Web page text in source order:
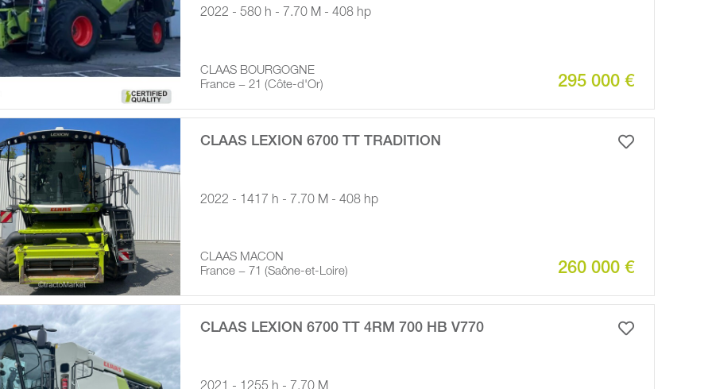
2022 - 580 h - 7.70 M - 408 hp
CLAAS BOURGOGNE
France − 21 (Côte-d'Or)
295 000 €
CLAAS LEXION 6700 TT TRADITION
2022 - 1417 h - 7.70 M - 408 hp
CLAAS MACON
France − 71 (Saône-et-Loire)
260 000 €
CLAAS LEXION 6700 TT 4RM 700 HB V770